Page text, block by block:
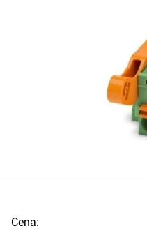
Cena: